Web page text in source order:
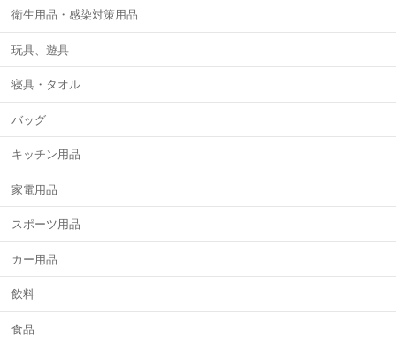
衛生用品・感染対策用品
玩具、遊具
寝具・タオル
バッグ
キッチン用品
家電用品
スポーツ用品
カー用品
飲料
食品